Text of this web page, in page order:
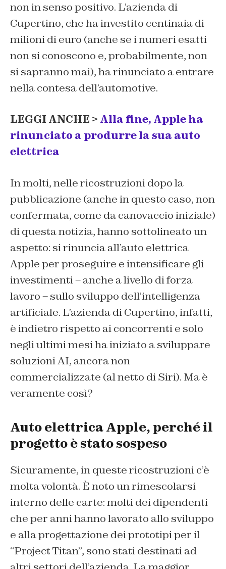
non in senso positivo. L’azienda di
Cupertino, che ha investito centinaia di
milioni di euro (anche se i numeri esatti
non si conoscono e, probabilmente, non
si sapranno mai), ha rinunciato a entrare
nella contesa dell’automotive.
LEGGI ANCHE > Alla fine, Apple ha
rinunciato a produrre la sua auto
elettrica
In molti, nelle ricostruzioni dopo la
pubblicazione (anche in questo caso, non
confermata, come da canovaccio iniziale)
di questa notizia, hanno sottolineato un
aspetto: si rinuncia all’auto elettrica
Apple per proseguire e intensificare gli
investimenti – anche a livello di forza
lavoro – sullo sviluppo dell’intelligenza
artificiale. L’azienda di Cupertino, infatti,
è indietro rispetto ai concorrenti e solo
negli ultimi mesi ha iniziato a sviluppare
soluzioni AI, ancora non
commercializzate (al netto di Siri). Ma è
veramente così?
Auto elettrica Apple, perché il
progetto è stato sospeso
Sicuramente, in queste ricostruzioni c’è
molta volontà. È noto un rimescolarsi
interno delle carte: molti dei dipendenti
che per anni hanno lavorato allo sviluppo
e alla progettazione dei prototipi per il
“Project Titan”, sono stati destinati ad